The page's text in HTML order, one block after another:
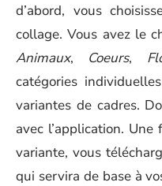
d’abord, vous
collage. Vous avez le
Animaux, Coeurs,
catégories
variantes de cadres.
avec l’application.
variante, vous
qui servira de base à